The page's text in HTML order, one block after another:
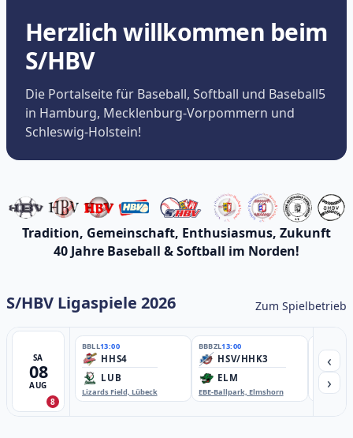
Herzlich willkommen beim
S/HBV
Die Portalseite für Baseball, Softball und Baseball5
in Hamburg, Mecklenburg-Vorpommern und
Schleswig-Holstein!
Tradition, Gemeinschaft, Enthusiasmus, Zukunft
40 Jahre Baseball & Softball im Norden!
S/HBV Ligaspiele 2026 Zum Spielbetrieb
SA
08
AUG
8
BBLL13:00
HHS4
LUB
Lizards Field, Lübeck
BBBZL13:00
HSV/HHK3
ELM
EBE-Ballpark, Elmshorn
‹
›